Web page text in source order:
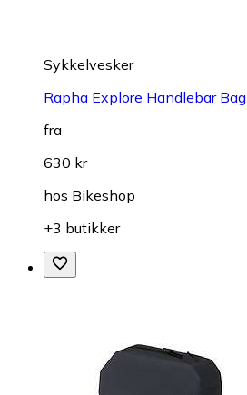
Sykkelvesker
Rapha Explore Handlebar Bag
fra
630 kr
hos Bikeshop
+3 butikker